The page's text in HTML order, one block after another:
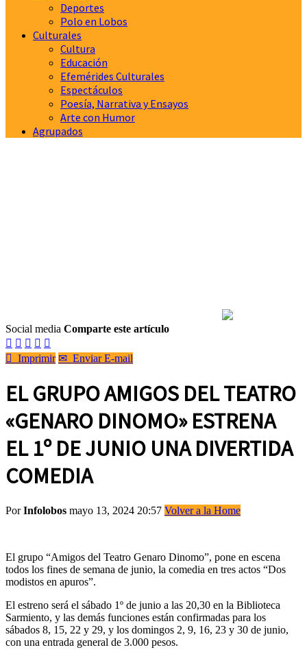
Deportes
Polo en Lobos
Culturales
Cultura
Educación
Efemérides Culturales
Espectáculos
Poesía, Narrativa y Ensayos
Arte con Humor
Agrupados
Social media Comparte este artículo
    
 Imprimir ✉ Enviar E-mail
EL GRUPO AMIGOS DEL TEATRO
«GENARO DINOMO» ESTRENA
EL 1º DE JUNIO UNA DIVERTIDA
COMEDIA
PorInfolobos mayo 13, 2024 20:57 Volver a la Home
El grupo “Amigos del Teatro Genaro Dinomo”, pone en escena
todos los fines de semana de junio, la comedia en tres actos “Dos
modistos en apuros”.
El estreno será el sábado 1º de junio a las 20,30 en la Biblioteca
Sarmiento, y las demás funciones están confirmadas para los
sábados 8, 15, 22 y 29, y los domingos 2, 9, 16, 23 y 30 de junio,
con una entrada general de 3.000 pesos.